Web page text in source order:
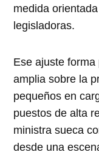
medida
legisladoras.
Ese ajuste
amplia sobre la
pequeños en
puestos de alta
ministra sueca
desde una